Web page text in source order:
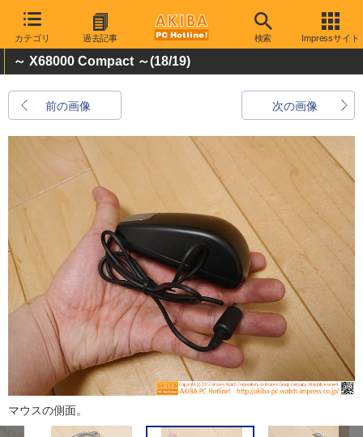
カテゴリ 過去記事 検索 Impressサイト
～ X68000 Compact ～(18/19)
前の画像 次の画像
マウスの側面。